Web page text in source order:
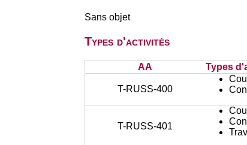
Sans objet
Types d'activités
AA Types
T-RUSS-400
T-RUSS-401